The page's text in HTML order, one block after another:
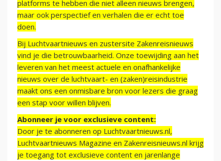
platforms te hebben die niet alleen nieuws brengen,
maar ook perspectief en verhalen die er echt toe
doen.
Bij Luchtvaartnieuws en zustersite Zakenreisnieuws
vind je die betrouwbaarheid. Onze toewijding aan het
leveren van het meest actuele en onafhankelijke
nieuws over de luchtvaart- en (zaken)reisindustrie
maakt ons een onmisbare bron voor lezers die graag
een stap voor willen blijven.
Abonneer je voor exclusieve content:
Door je te abonneren op Luchtvaartnieuws.nl,
Luchtvaartnieuws Magazine en Zakenreisnieuws.nl krijg
je toegang tot exclusieve content en jarenlange